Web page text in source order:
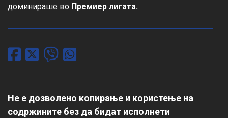
доминираше во Премиер лигата.
Не е дозволено копирање и користење на
содржините без да бидат исполнети